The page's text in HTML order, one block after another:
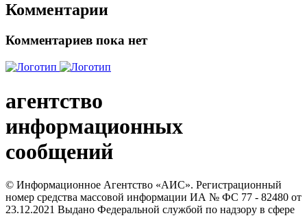
Комментарии
Комментариев пока нет
агентство
информационных
сообщений
© Информационное Агентство «АИС». Регистрационный
номер средства массовой информации ИА № ФС 77 - 82480 от
23.12.2021 Выдано Федеральной службой по надзору в сфере